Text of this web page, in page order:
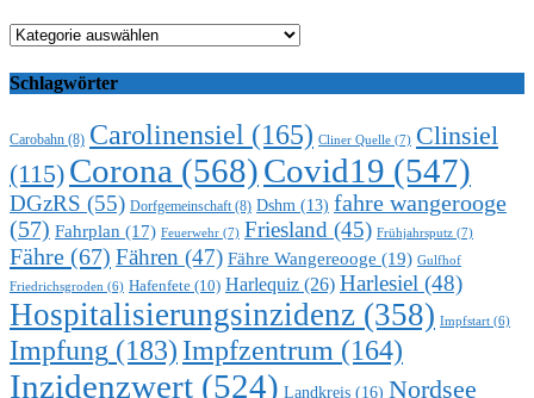
Kategorien
Schlagwörter
Carobahn (8) Carolinensiel (165) Cliner Quelle (7) Clinsiel
(115) Corona (568)Covid19 (547)
DGzRS (55) Dorfgemeinschaft(8) Dshm (13) fahre wangerooge
(57) Fahrplan (17) Feuerwehr (7) Friesland (45) Frühjahrsputz (7)
Fähre (67) Fähren (47) Fähre Wangereooge (19) Gulfhof
Friedrichsgroden (6) Hafenfete (10) Harlequiz (26) Harlesiel (48)
Hospitalisierungsinzidenz (358) Impfstart (6)
Impfung (183) Impfzentrum (164)
Inzidenzwert (524) Landkreis (16) Nordsee